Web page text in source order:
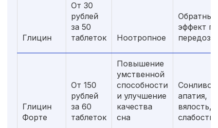
Глицин
От 30
рублей
за 50
таблеток
Ноотропное
Обратный
эффект
Глицин
Форте
От 150
рублей
за 60
таблеток
Повышение
умственной
способности
и улучшение
качества
сна
апатия,
вялость,
слабость